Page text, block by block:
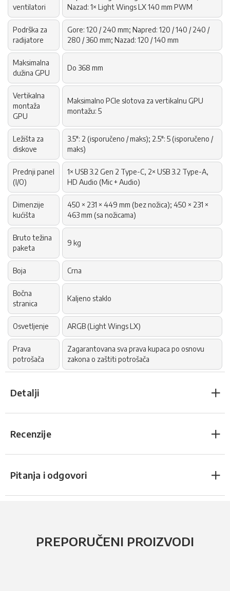
ventilatori
Nazad: 1× Light Wings LX 140 mm PWM
Podrška za
radijatore
Gore: 120 / 240 mm; Napred: 120 / 140 / 240 /
280 / 360 mm; Nazad: 120 / 140 mm
Maksimalna
dužina GPU
Do 368 mm
Vertikalna
montaža
GPU
Maksimalno PCIe slotova za vertikalnu GPU
montažu: 5
Ležišta za
diskove
3.5": 2 (isporučeno / maks); 2.5": 5 (isporučeno /
maks)
Prednji panel
(I/O)
1× USB 3.2 Gen 2 Type-C, 2× USB 3.2 Type-A,
HD Audio (Mic + Audio)
Dimenzije
kućišta
450 × 231 × 449 mm (bez nožica); 450 × 231 ×
463 mm (sa nožicama)
Bruto težina
paketa
9 kg
Boja Crna
Bočna
stranica
Kaljeno staklo
Osvetljenje ARGB (Light Wings LX)
Prava
potrošača
Zagarantovana sva prava kupaca po osnovu
zakona o zaštiti potrošača
Detalji
Recenzije
Pitanja i odgovori
PREPORUČENI PROIZVODI